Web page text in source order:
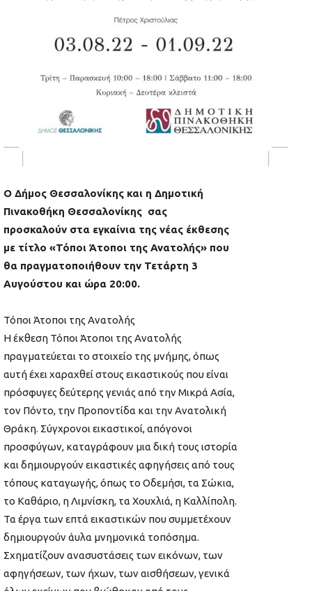
Ο Δήμος Θεσσαλονίκης και η Δημοτική
Πινακοθήκη Θεσσαλονίκης σας
προσκαλούν στα εγκαίνια της νέας έκθεσης
με τίτλο «Τόποι Άτοποι της Ανατολής» που
θα πραγματοποιήθουν την Τετάρτη 3
Αυγούστου και ώρα 20:00.
Τόποι Άτοποι της Ανατολής
Η έκθεση Τόποι Άτοποι της Ανατολής
πραγματεύεται το στοιχείο της μνήμης, όπως
αυτή έχει χαραχθεί στους εικαστικούς που είναι
πρόσφυγες δεύτερης γενιάς από την Μικρά Ασία,
τον Πόντο, την Προποντίδα και την Ανατολική
Θράκη. Σύγχρονοι εικαστικοί, απόγονοι
προσφύγων, καταγράφουν μια δική τους ιστορία
και δημιουργούν εικαστικές αφηγήσεις από τους
τόπους καταγωγής, όπως το Οδεμήσι, τα Σώκια,
το Καθάριο, η Λιμνίσκη, τα Χουχλιά, η Καλλίπολη.
Τα έργα των επτά εικαστικών που συμμετέχουν
δημιουργούν άυλα μνημονικά τοπόσημα.
Σχηματίζουν ανασυστάσεις των εικόνων, των
αφηγήσεων, των ήχων, των αισθήσεων, γενικά